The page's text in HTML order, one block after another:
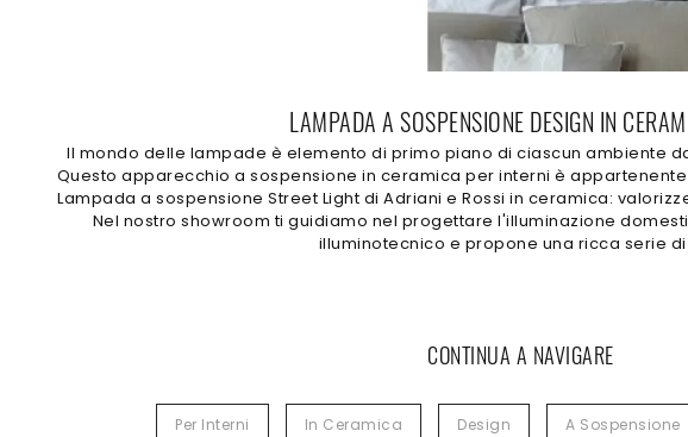
LAMPADA A SOSPENSIONE DESIGN IN
Il mondo delle lampade è elemento di primo piano di ciascun ambiente
Questo apparecchio a sospensione in ceramica per interni è
Lampada a sospensione Street Light di Adriani e Rossi in ceramica:
Nel nostro showroom ti guidiamo nel progettare l'illuminazione
illuminotecnico e propone una ricca serie
CONTINUA A NAVIGARE
Per Interni In Ceramica Design A Sospensione